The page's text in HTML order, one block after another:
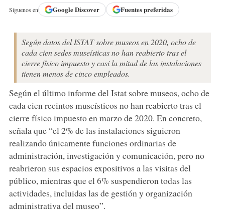
Síguenos en GoogleDiscover Fuentes preferidas
Según datos del ISTAT sobre museos en 2020, ocho de
cada cien sedes museísticas no han reabierto tras el
cierre físico impuesto y casi la mitad de las instalaciones
tienen menos de cinco empleados.
Según el último informe del Istat sobre museos, ocho de
cada cien recintos museísticos no han reabierto tras el
cierre físico impuesto en marzo de 2020. En concreto,
señala que “el 2% de las instalaciones siguieron
realizando únicamente funciones ordinarias de
administración, investigación y comunicación, pero no
reabrieron sus espacios expositivos a las visitas del
público, mientras que el 6% suspendieron todas las
actividades, incluidas las de gestión y organización
administrativa del museo”.